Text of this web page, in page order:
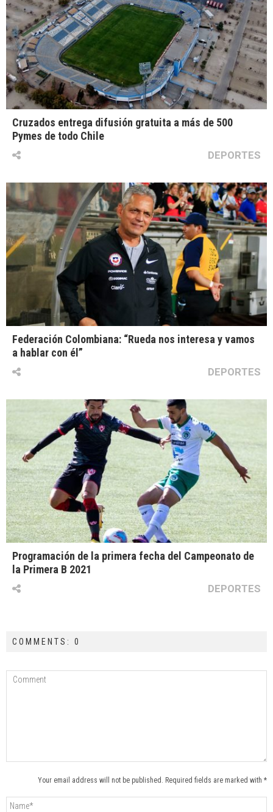
Cruzados entrega difusión gratuita a más de 500
Pymes de todo Chile
DEPORTES
Federación Colombiana: “Rueda nos interesa y vamos
a hablar con él”
DEPORTES
Programación de la primera fecha del Campeonato de
la Primera B 2021
DEPORTES
COMMENTS: 0
Your email address will not be published. Required fields are marked with *